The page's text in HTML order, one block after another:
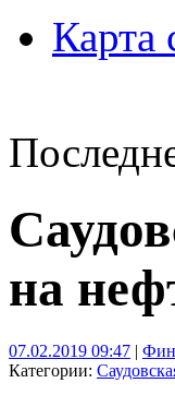
Карта
на
07.02.2019 09:47 |
Категории: